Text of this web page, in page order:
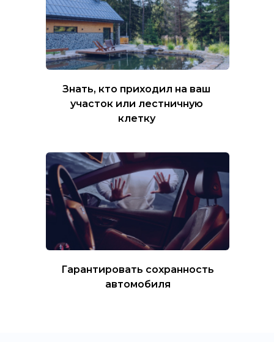
Гарантировать сохранность
автомобиля
Знать, кто приходил на ваш
участок или лестничную
клетку